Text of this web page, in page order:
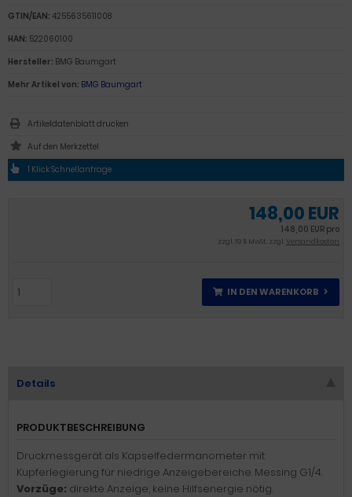
148,00 EUR
148,00 EUR pro
zzgl. 19 % MwSt. zzgl.Versandkosten
IN DEN WARENKORB
GTIN/EAN: 4255635611008
HAN: 522060100
Hersteller: BMG Baumgart
Mehr Artikel von: BMG Baumgart
Artikeldatenblatt drucken
1 Klick Schnellanfrage
Details
PRODUKTBESCHREIBUNG
Druckmessgerät als Kapselfedermanometer mit
Kupferlegierung für niedrige Anzeigebereiche. Messing G1/4.
Vorzüge: direkte Anzeige, keine Hilfsenergie nötig.